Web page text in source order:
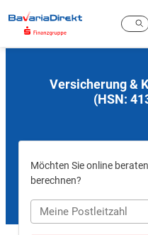
Hauptinhalt
Versicherung &
(HSN:
Möchten Sie online
berechnen?